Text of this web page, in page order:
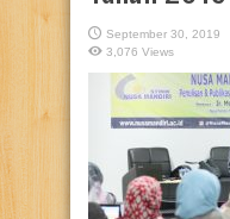
September 30, 2019
3,076 Views